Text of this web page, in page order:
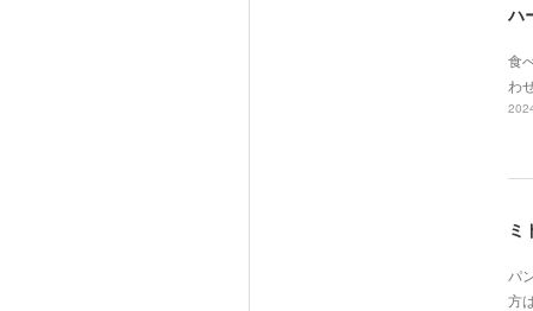
ハ
食
わ
ミ
パ
方